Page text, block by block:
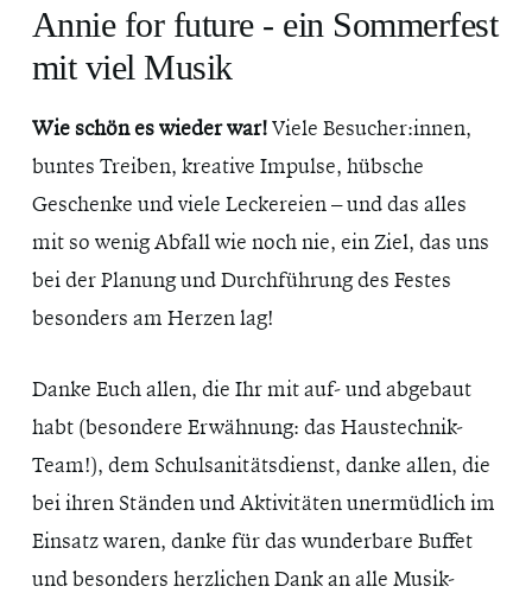
Annie for future - ein Sommerfest
mit viel Musik
Wie schön es wieder war!Viele Besucher:innen,
buntes Treiben, kreative Impulse, hübsche
Geschenke und viele Leckereien – und das alles
mit so wenig Abfall wie noch nie, ein Ziel, das uns
bei der Planung und Durchführung des Festes
besonders am Herzen lag!
Danke Euch allen, die Ihr mit auf- und abgebaut
habt (besondere Erwähnung: das Haustechnik-
Team!), dem Schulsanitätsdienst, danke allen, die
bei ihren Ständen und Aktivitäten unermüdlich im
Einsatz waren, danke für das wunderbare Buffet
und besonders herzlichen Dank an alle Musik-